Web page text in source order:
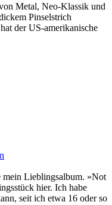
Metal, Neo-Klassik und
Pinselstrich
der US-amerikanische
mein Lieblingsalbum. »Not
hier. Ich habe
seit ich etwa 16 oder so